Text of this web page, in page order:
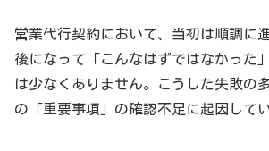
営業代行契約において、当初は順調に
後になって「こんなはずではなかった
は少なくありません。こうした失敗の
の「重要事項」の確認不足に起因してい